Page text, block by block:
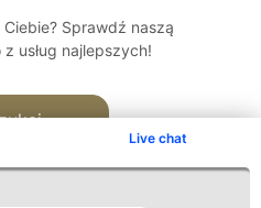
Live chat
Sprawdź naszą
usług najlepszych!